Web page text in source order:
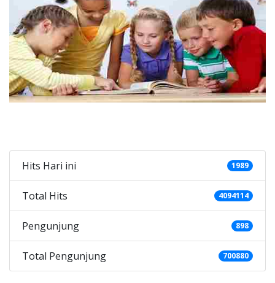
Hits Hari ini 1989
Total Hits 4094114
Pengunjung 898
Total Pengunjung 700880